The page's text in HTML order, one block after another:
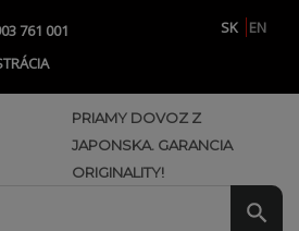
761 001 SK
EN
PRIAMY DOVOZ Z
JAPONSKA. GARANCIA
ORIGINALITY!